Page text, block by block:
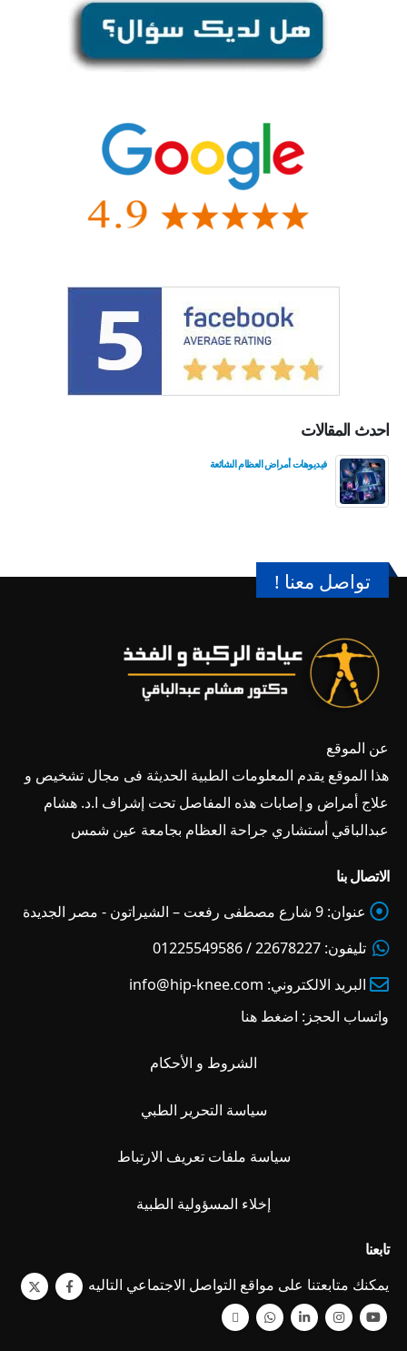
احدث المقالات
فيديوهات أمراض العظام الشائعة
تواصل معنا !
عن الموقع
هذا الموقع يقدم المعلومات الطبية الحديثة فى مجال تشخيص و
علاج أمراض و إصابات هذه المفاصل تحت إشراف ا.د. هشام
عبدالباقي أستشاري جراحة العظام بجامعة عين شمس
الاتصال بنا
عنوان: 9 شارع مصطفى رفعت – الشيراتون - مصر الجديدة
تليفون: 22678227 / 01225549586
البريد الالكتروني: info@hip-knee.com
واتساب الحجز: اضغط هنا
الشروط و الأحكام
سياسة التحرير الطبي
سياسة ملفات تعريف الارتباط
إخلاء المسؤولية الطبية
تابعنا
يمكنك متابعتنا على مواقع التواصل الاجتماعي التاليه